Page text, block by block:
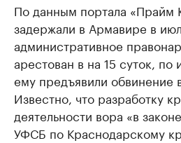
По данным портала «Прайм
задержали в Армавире в
административное
арестован в на 15 суток,
ему предъявили обвинение
Известно, что разработку
деятельности вора «в
УФСБ по Краснодарскому